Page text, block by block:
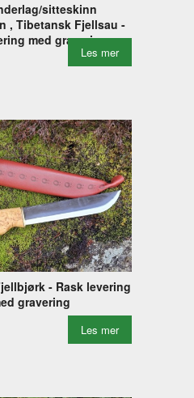
sitteskinn
, Tibetansk Fjellsau -
med gravering.
Les mer
- Rask levering
gravering
Les mer